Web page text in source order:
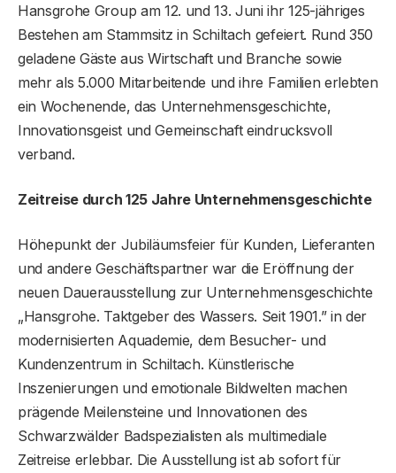
Hansgrohe Group am 12. und 13. Juni ihr 125-jähriges
Bestehen am Stammsitz in Schiltach gefeiert. Rund 350
geladene Gäste aus Wirtschaft und Branche sowie
mehr als 5.000 Mitarbeitende und ihre Familien erlebten
ein Wochenende, das Unternehmensgeschichte,
Innovationsgeist und Gemeinschaft eindrucksvoll
verband.
Zeitreise durch 125 Jahre Unternehmensgeschichte
Höhepunkt der Jubiläumsfeier für Kunden, Lieferanten
und andere Geschäftspartner war die Eröffnung der
neuen Dauerausstellung zur Unternehmensgeschichte
„Hansgrohe. Taktgeber des Wassers. Seit 1901.” in der
modernisierten Aquademie, dem Besucher- und
Kundenzentrum in Schiltach. Künstlerische
Inszenierungen und emotionale Bildwelten machen
prägende Meilensteine und Innovationen des
Schwarzwälder Badspezialisten als multimediale
Zeitreise erlebbar. Die Ausstellung ist ab sofort für